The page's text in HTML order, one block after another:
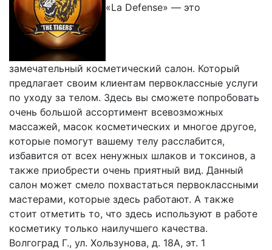
«La Defense» — это
замечательный косметический салон. Который
предлагает своим клиентам первоклассные услуги
по уходу за телом. Здесь вы сможете попробовать
очень большой ассортимент всевозможных
массажей, масок косметических и многое другое,
которые помогут вашему телу расслабится,
избавится от всех ненужных шлаков и токсинов, а
также приобрести очень приятный вид. Данный
салон может смело похвастаться первоклассными
мастерами, которые здесь работают. А также
стоит отметить то, что здесь используют в работе
косметику только наилучшего качества.
Волгоград Г., ул. Хользунова, д. 18А, эт. 1